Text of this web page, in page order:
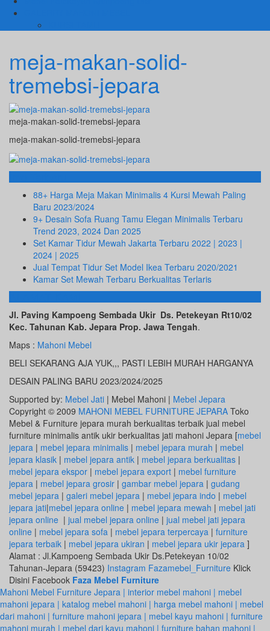
meja-makan-solid-
tremebsi-jepara
meja-makan-solid-tremebsi-jepara
meja-makan-solid-tremebsi-jepara
Info Terbaru
88+ Harga Meja Makan Minimalis 4 Kursi Mewah Paling
Baru 2023/2024
9+ Desain Sofa Ruang Tamu Elegan Minimalis Terbaru
Trend 2023, 2024 Dan 2025
Set Kamar Tidur Mewah Jakarta Terbaru 2022 | 2023 |
2024 | 2025
Jual Tempat Tidur Set Model Ikea Terbaru 2020/2021
Kamar Set Mewah Terbaru Berkualitas Terlaris
ALAMAT KAMI
Jl. Paving Kampoeng Sembada Ukir Ds. Petekeyan Rt10/02
Kec. Tahunan Kab. Jepara Prop. Jawa Tengah.
Maps : Mahoni Mebel
BELI SEKARANG AJA YUK,,, PASTI LEBIH MURAH HARGANYA
DESAIN PALING BARU 2023/2024/2025
Supported by: Mebel Jati | Mebel Mahoni | Mebel Jepara
Copyright © 2009 MAHONI MEBEL FURNITURE JEPARA Toko
Mebel & Furniture jepara murah berkualitas terbaik jual mebel
furniture minimalis antik ukir berkualitas jati mahoni Jepara [mebel
jepara | mebel jepara minimalis | mebel jepara murah | mebel
jepara klasik | mebel jepara antik | mebel jepara berkualitas |
mebel jepara ekspor | mebel jepara export | mebel furniture
jepara | mebel jepara grosir | gambar mebel jepara | gudang
mebel jepara | galeri mebel jepara | mebel jepara indo | mebel
jepara jati|mebel jepara online | mebel jepara mewah | mebel jati
jepara online | jual mebel jepara online | jual mebel jati jepara
online | mebel jepara sofa | mebel jepara terpercaya | furniture
jepara terbaik | mebel jepara ukiran | mebel jepara ukir jepara ]
Alamat : Jl.Kampoeng Sembada Ukir Ds.Petekeyan 10/02
Tahunan-Jepara (59423) Instagram Fazamebel_Furniture Klick
Disini Facebook Faza Mebel Furniture
Mahoni Mebel Furniture Jepara | interior mebel mahoni | mebel
mahoni jepara | katalog mebel mahoni | harga mebel mahoni | mebel
dari mahoni | furniture mahoni jepara | mebel kayu mahoni | furniture
mahoni murah | mebel dari kayu mahoni | furniture bahan mahoni |